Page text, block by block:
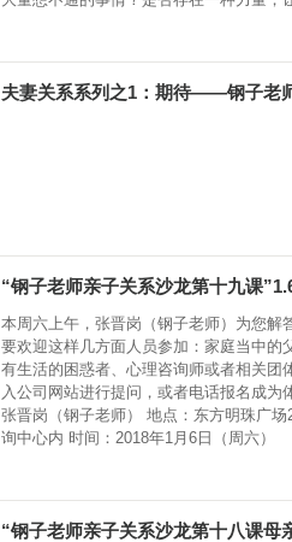
夫妻关系系列之1：期待——钢子老
“钢子老师亲子关系沙龙第十九课
本周六上午，张晋岗（钢子老师）为您解
要欢迎这样几方面人员参加：家庭当中的
有生活的困惑者、心理咨询师或者相关团
入公司网站进行提问，或者电话报名成
张晋岗（钢子老师） 地点：东方明珠广
询中心内 时间：2018年1月6日（周六）
“钢子老师亲子关系沙龙第十八课母